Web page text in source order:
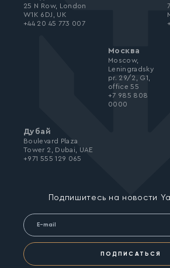
Подпишитесь на новости
ПОДПИСАТЬСЯ
25 N Row, London
W1K 6DJ, UK
+44 20 45 773 007
Москва
Moscow,
Leningradsky
pr. 29/2, G1,
office 55
+7 985 808
0000
Дубай
Boulevard Plaza
Tower 2, Dubai, UAE
+971 555 129 065